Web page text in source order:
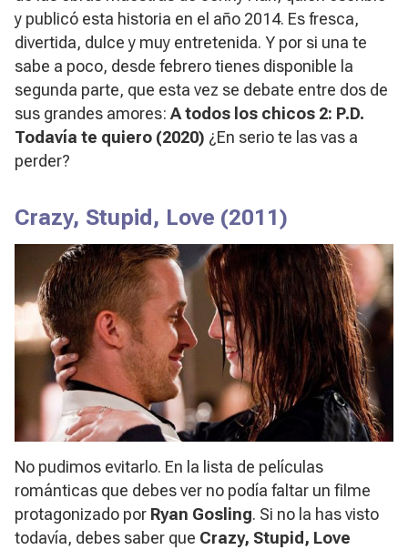
y publicó esta historia en el año 2014. Es fresca,
divertida, dulce y muy entretenida. Y por si una te
sabe a poco, desde febrero tienes disponible la
segunda parte, que esta vez se debate entre dos de
sus grandes amores: A todos los chicos 2: P.D.
Todavía te quiero (2020) ¿En serio te las vas a
perder?
Crazy, Stupid, Love (2011)
No pudimos evitarlo. En la lista de películas
románticas que debes ver no podía faltar un filme
protagonizado por Ryan Gosling. Si no la has visto
todavía, debes saber que Crazy, Stupid, Love